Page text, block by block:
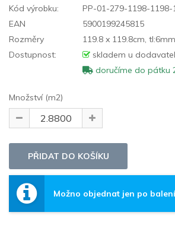
Kód výrobku:
PP-01-279-1198-1198-
EAN
5900199245815
Rozměry
119.8 x 119.8cm, tl:6mm
Dostupnost:
skladem u
doručíme do pátku
Množství (m2)
Možno objednat jen po